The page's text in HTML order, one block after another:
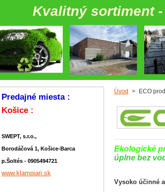
Kvalitný sortiment
Úvod > ECO
Ekologické
úplne bez
Vysoko účinné
Predajné miesta :
Košice :
SWEPT, s.r.o.,
Borodáčová 1, Košice-Barca
p.Šoltés - 0905494721
www.klampiari.sk